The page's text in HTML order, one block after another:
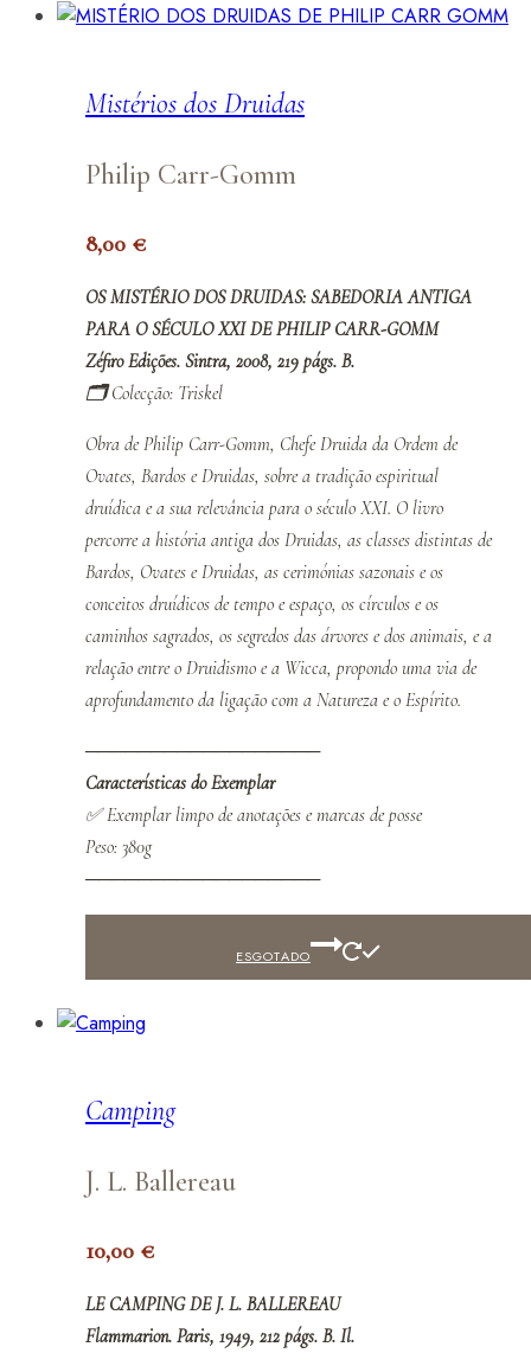
Mistérios dos Druidas
Philip Carr-Gomm
8,00 €
OS MISTÉRIO DOS DRUIDAS: SABEDORIA ANTIGA
PARA O SÉCULO XXI DE PHILIP CARR-GOMM
Zéfiro Edições. Sintra, 2008, 219 págs. B.
🗂️Colecção: Triskel
Obra de Philip Carr-Gomm, Chefe Druida da Ordem de
Ovates, Bardos e Druidas, sobre a tradição espiritual
druídica e a sua relevância para o século XXI. O livro
percorre a história antiga dos Druidas, as classes distintas de
Bardos, Ovates e Druidas, as cerimónias sazonais e os
conceitos druídicos de tempo e espaço, os círculos e os
caminhos sagrados, os segredos das árvores e dos animais, e a
relação entre o Druidismo e a Wicca, propondo uma via de
aprofundamento da ligação com a Natureza e o Espírito.
──────────────────
Características do Exemplar
✅ Exemplar limpo de anotações e marcas de posse
Peso: 380g
──────────────────
ESGOTADO
Camping
J. L. Ballereau
10,00 €
LE CAMPING DE J. L. BALLEREAU
Flammarion. Paris, 1949, 212 págs. B. Il.